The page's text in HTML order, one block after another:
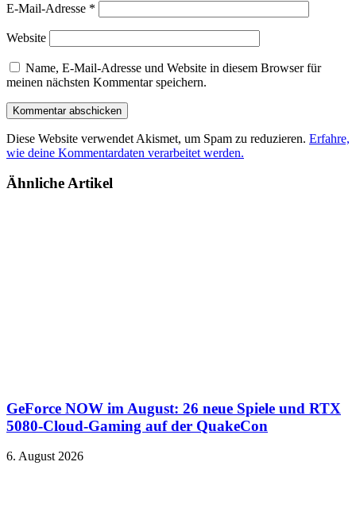
E-Mail-Adresse *
Website
Name, E-Mail-Adresse und Website in diesem Browser für
meinen nächsten Kommentar speichern.
Diese Website verwendet Akismet, um Spam zu reduzieren. Erfahre,
wie deine Kommentardaten verarbeitet werden.
Ähnliche Artikel
GeForce NOW im August: 26 neue Spiele und RTX
5080-Cloud-Gaming auf der QuakeCon
6. August 2026